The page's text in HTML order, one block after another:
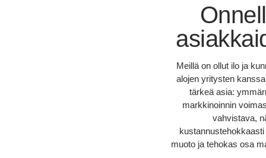
Meillä on ollut ilo ja
alojen yritysten
tärkeä asia:
markkinoinnin
vahvistava,
muoto ja tehokas osa